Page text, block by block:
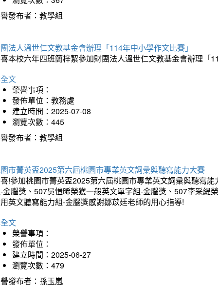
發布者：教學組
法人溫世仁文教基金會辦理「114年中小學作文比賽」
本校六年四班簡梓絜參加財團法人溫世仁文教基金會辦理「
文
榮譽事項：
發佈單位：教務處
建立時間：2025-07-08
瀏覽次數：445
發布者：教學組
市菁英盃2025第六屆桃園市專業英文詞彙與聽寫能力大賽
!參加桃園市菁英盃2025第六屆桃園市專業英文詞彙與聽寫
金腦獎、507吳愷晞榮獲一般英文單字組-金腦獎、507李采緹
英文聽寫能力組-金腦獎感謝鄒苡廷老師的用心指導!
文
榮譽事項：
發佈單位：
建立時間：2025-06-27
瀏覽次數：479
發布者：孫玉嵐